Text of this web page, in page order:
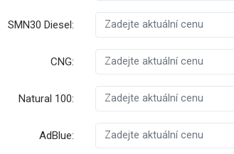
SMN30 Diesel:
CNG:
Natural 100:
AdBlue: